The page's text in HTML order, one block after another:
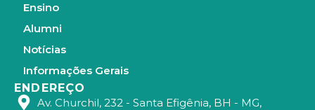
Ensino
Alumni
Notícias
Informações Gerais
ENDEREÇO
Av. Churchil, 232 - Santa Efigênia, BH - MG,